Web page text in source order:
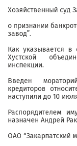
Хозяйственный суд
о признании
завод”.
Как указывается
Хустской
инспекции.
Введен
кредиторов
наступили до 10
Распорядителем
назначен Андрей
ОАО “Закарпатский